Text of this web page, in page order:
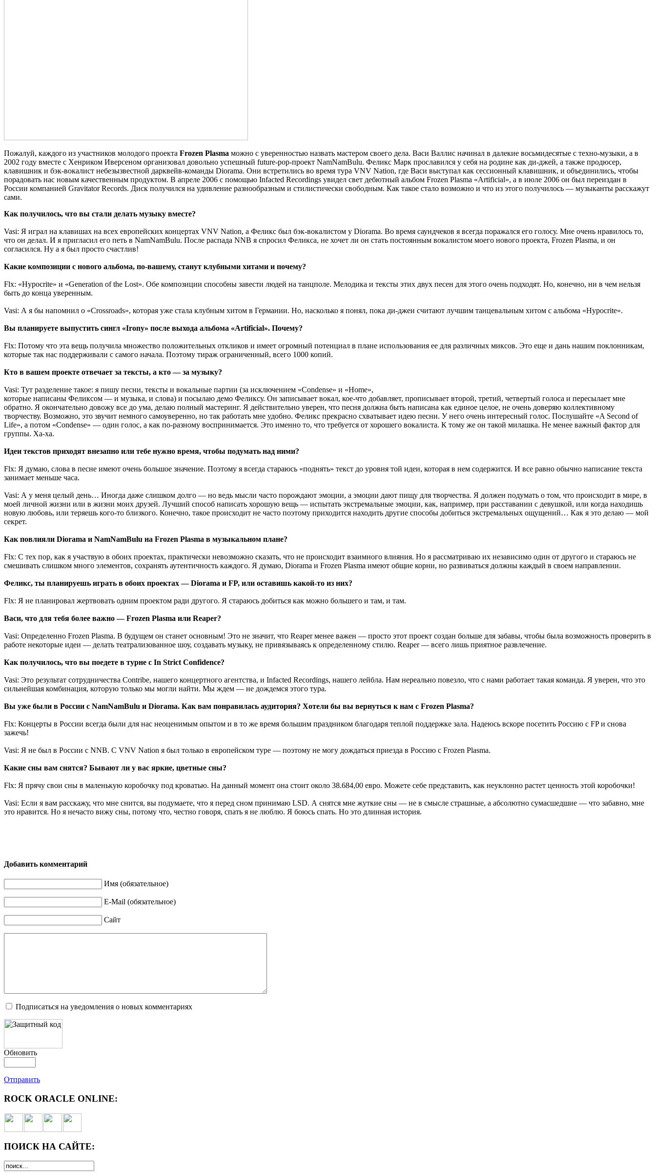
Пожалуй, каждого из участников молодого проекта Frozen Plasma можно с уверенностью назвать мастером своего дела. Васи Валлис начинал в далекие восьмидесятые с техно-музыки, а в
2002 году вместе с Хенриком Иверсеном организовал довольно успешный future-pop-проект NamNamBulu. Феликс Марк прославился у себя на родине как ди-джей, а также продюсер,
клавишник и бэк-вокалист небезызвестной дарквейв-команды Diorama. Они встретились во время тура VNV Nation, где Васи выступал как сессионный клавишник, и объединились, чтобы
порадовать нас новым качественным продуктом. В апреле 2006 с помощью Infacted Recordings увидел свет дебютный альбом Frozen Plasma «Artificial», а в июле 2006 он был переиздан в
России компанией Gravitator Records. Диск получился на удивление разнообразным и стилистически свободным. Как такое стало возможно и что из этого получилось — музыканты расскажут
сами.
Как получилось, что вы стали делать музыку вместе?
Vasi: Я играл на клавишах на всех европейских концертах VNV Nation, а Феликс был бэк-вокалистом у Diorama. Во время саундчеков я всегда поражался его голосу. Мне очень нравилось то,
что он делал. И я пригласил его петь в NamNamBulu. После распада NNB я спросил Феликса, не хочет ли он стать постоянным вокалистом моего нового проекта, Frozen Plasma, и он
согласился. Ну а я был просто счастлив!
Какие композиции с нового альбома, по-вашему, станут клубными хитами и почему?
Flx: «Hypocrite» и «Generation of the Lost». Обе композиции способны завести людей на танцполе. Мелодика и тексты этих двух песен для этого очень подходят. Но, конечно, ни в чем нельзя
быть до конца уверенным.
Vasi: А я бы напомнил о «Crossroads», которая уже стала клубным хитом в Германии. Но, насколько я понял, пока ди-джеи считают лучшим танцевальным хитом с альбома «Hypocrite».
Вы планируете выпустить сингл «Irony» после выхода альбома «Artificial». Почему?
Flx: Потому что эта вещь получила множество положительных откликов и имеет огромный потенциал в плане использования ее для различных миксов. Это еще и дань нашим поклонникам,
которые так нас поддерживали с самого начала. Поэтому тираж ограниченный, всего 1000 копий.
Кто в вашем проекте отвечает за тексты, а кто — за музыку?
Vasi: Тут разделение такое: я пишу песни, тексты и вокальные партии (за исключением «Condense» и «Home»,
которые написаны Феликсом — и музыка, и слова) и посылаю демо Феликсу. Он записывает вокал, кое-что добавляет, прописывает второй, третий, четвертый голоса и пересылает мне
обратно. Я окончательно довожу все до ума, делаю полный мастеринг. Я действительно уверен, что песня должна быть написана как единое целое, не очень доверяю коллективному
творчеству. Возможно, это звучит немного самоуверенно, но так работать мне удобно. Феликс прекрасно схватывает идею песни. У него очень интересный голос. Послушайте «A Second of
Life», а потом «Condense» — один голос, а как по-разному воспринимается. Это именно то, что требуется от хорошего вокалиста. К тому же он такой милашка. Не менее важный фактор для
группы. Ха-ха.
Идеи текстов приходят внезапно или тебе нужно время, чтобы подумать над ними?
Flx: Я думаю, слова в песне имеют очень большое значение. Поэтому я всегда стараюсь «поднять» текст до уровня той идеи, которая в нем содержится. И все равно обычно написание текста
занимает меньше часа.
Vasi: А у меня целый день… Иногда даже слишком долго — но ведь мысли часто порождают эмоции, а эмоции дают пищу для творчества. Я должен подумать о том, что происходит в мире, в
моей личной жизни или в жизни моих друзей. Лучший способ написать хорошую вещь — испытать экстремальные эмоции, как, например, при расставании с девушкой, или когда находишь
новую любовь, или теряешь кого-то близкого. Конечно, такое происходит не часто поэтому приходится находить другие способы добиться экстремальных ощущений… Как я это делаю — мой
секрет.
Как повлияли Diorama и NamNamBulu на Frozen Plasma в музыкальном плане?
Flx: С тех пор, как я участвую в обоих проектах, практически невозможно сказать, что не происходит взаимного влияния. Но я рассматриваю их независимо один от другого и стараюсь не
смешивать слишком много элементов, сохранять аутентичность каждого. Я думаю, Diorama и Frozen Plasma имеют общие корни, но развиваться должны каждый в своем направлении.
Феликс, ты планируешь играть в обоих проектах — Diorama и FP, или оставишь какой-то из них?
Flx: Я не планировал жертвовать одним проектом ради другого. Я стараюсь добиться как можно большего и там, и там.
Васи, что для тебя более важно — Frozen Plasma или Reaper?
Vasi: Определенно Frozen Plasma. В будущем он станет основным! Это не значит, что Reaper менее важен — просто этот проект создан больше для забавы, чтобы была возможность проверить в
работе некоторые идеи — делать театрализованное шоу, создавать музыку, не привязываясь к определенному стилю. Reaper — всего лишь приятное развлечение.
Как получилось, что вы поедете в турне с In Strict Confidence?
Vasi: Это результат сотрудничества Contribe, нашего концертного агентства, и Infacted Recordings, нашего лейбла. Нам нереально повезло, что с нами работает такая команда. Я уверен, что это
сильнейшая комбинация, которую только мы могли найти. Мы ждем — не дождемся этого тура.
Вы уже были в России с NamNamBulu и Diorama. Как вам понравилась аудитория? Хотели бы вы вернуться к нам с Frozen Plasma?
Flx: Концерты в России всегда были для нас неоценимым опытом и в то же время большим праздником благодаря теплой поддержке зала. Надеюсь вскоре посетить Россию с FP и снова
зажечь!
Vasi: Я не был в России с NNB. С VNV Nation я был только в европейском туре — поэтому не могу дождаться приезда в Россию с Frozen Plasma.
Какие сны вам снятся? Бывают ли у вас яркие, цветные сны?
Flx: Я прячу свои сны в маленькую коробочку под кроватью. На данный момент она стоит около 38.684,00 евро. Можете себе представить, как неуклонно растет ценность этой коробочки!
Vasi: Если я вам расскажу, что мне снится, вы подумаете, что я перед сном принимаю LSD. А снятся мне жуткие сны — не в смысле страшные, а абсолютно сумасшедшие — что забавно, мне
это нравится. Но я нечасто вижу сны, потому что, честно говоря, спать я не люблю. Я боюсь спать. Но это длинная история.
Добавить комментарий
Имя (обязательное)
E-Mail (обязательное)
Сайт
Подписаться на уведомления о новых комментариях
Обновить
Отправить
ROCK ORACLE ONLINE:
ПОИСК НА САЙТЕ: